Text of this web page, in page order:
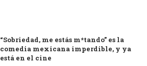
“Sobriedad, me estás m*tando” es la
comedia mexicana imperdible, y ya
está en el cine